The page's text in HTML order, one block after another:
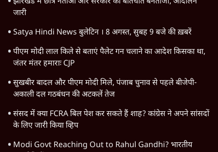
जारी
Satya Hindi News बुलेटिन । 8 अगस्त, सुबह 9 बजे की ख़बरें
पीएम मोदी लाल किले से बताएं पैलेट गन चलाने का आदेश किसका था,
जंतर मंतर हमाराः CJP
सुखबीर बादल और पीएम मोदी मिले, पंजाब चुनाव से पहले बीजेपी-
अकाली दल गठबंधन की अटकलें तेज
संसद में क्या FCRA बिल पेश कर सकते हैं शाह? कांग्रेस ने अपने सांसदों
के लिए जारी किया व्हिप
Modi Govt Reaching Out to Rahul Gandhi? भारतीय